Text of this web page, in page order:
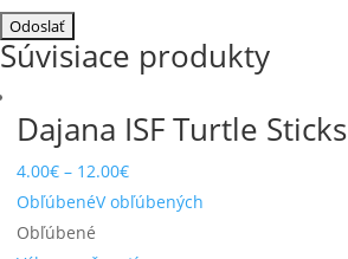
Súvisiace produkty
Dajana ISF Turtle Sticks
4.00€ – 12.00€
ObľúbenéV obľúbených
Obľúbené